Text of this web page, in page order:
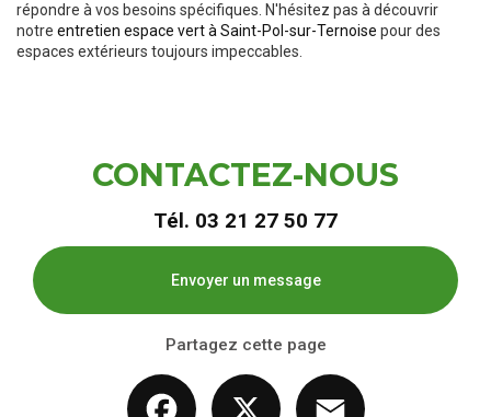
répondre à vos besoins spécifiques. N'hésitez pas à découvrir
notre entretien espace vert à Saint-Pol-sur-Ternoise pour des
espaces extérieurs toujours impeccables.
CONTACTEZ-NOUS
Tél. 03 21 27 50 77
Envoyer un message
Partagez cette page
Facebook